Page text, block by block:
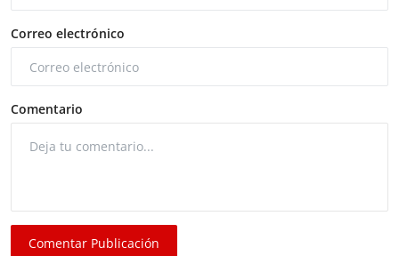
Correo electrónico
Comentario
Comentar Publicación